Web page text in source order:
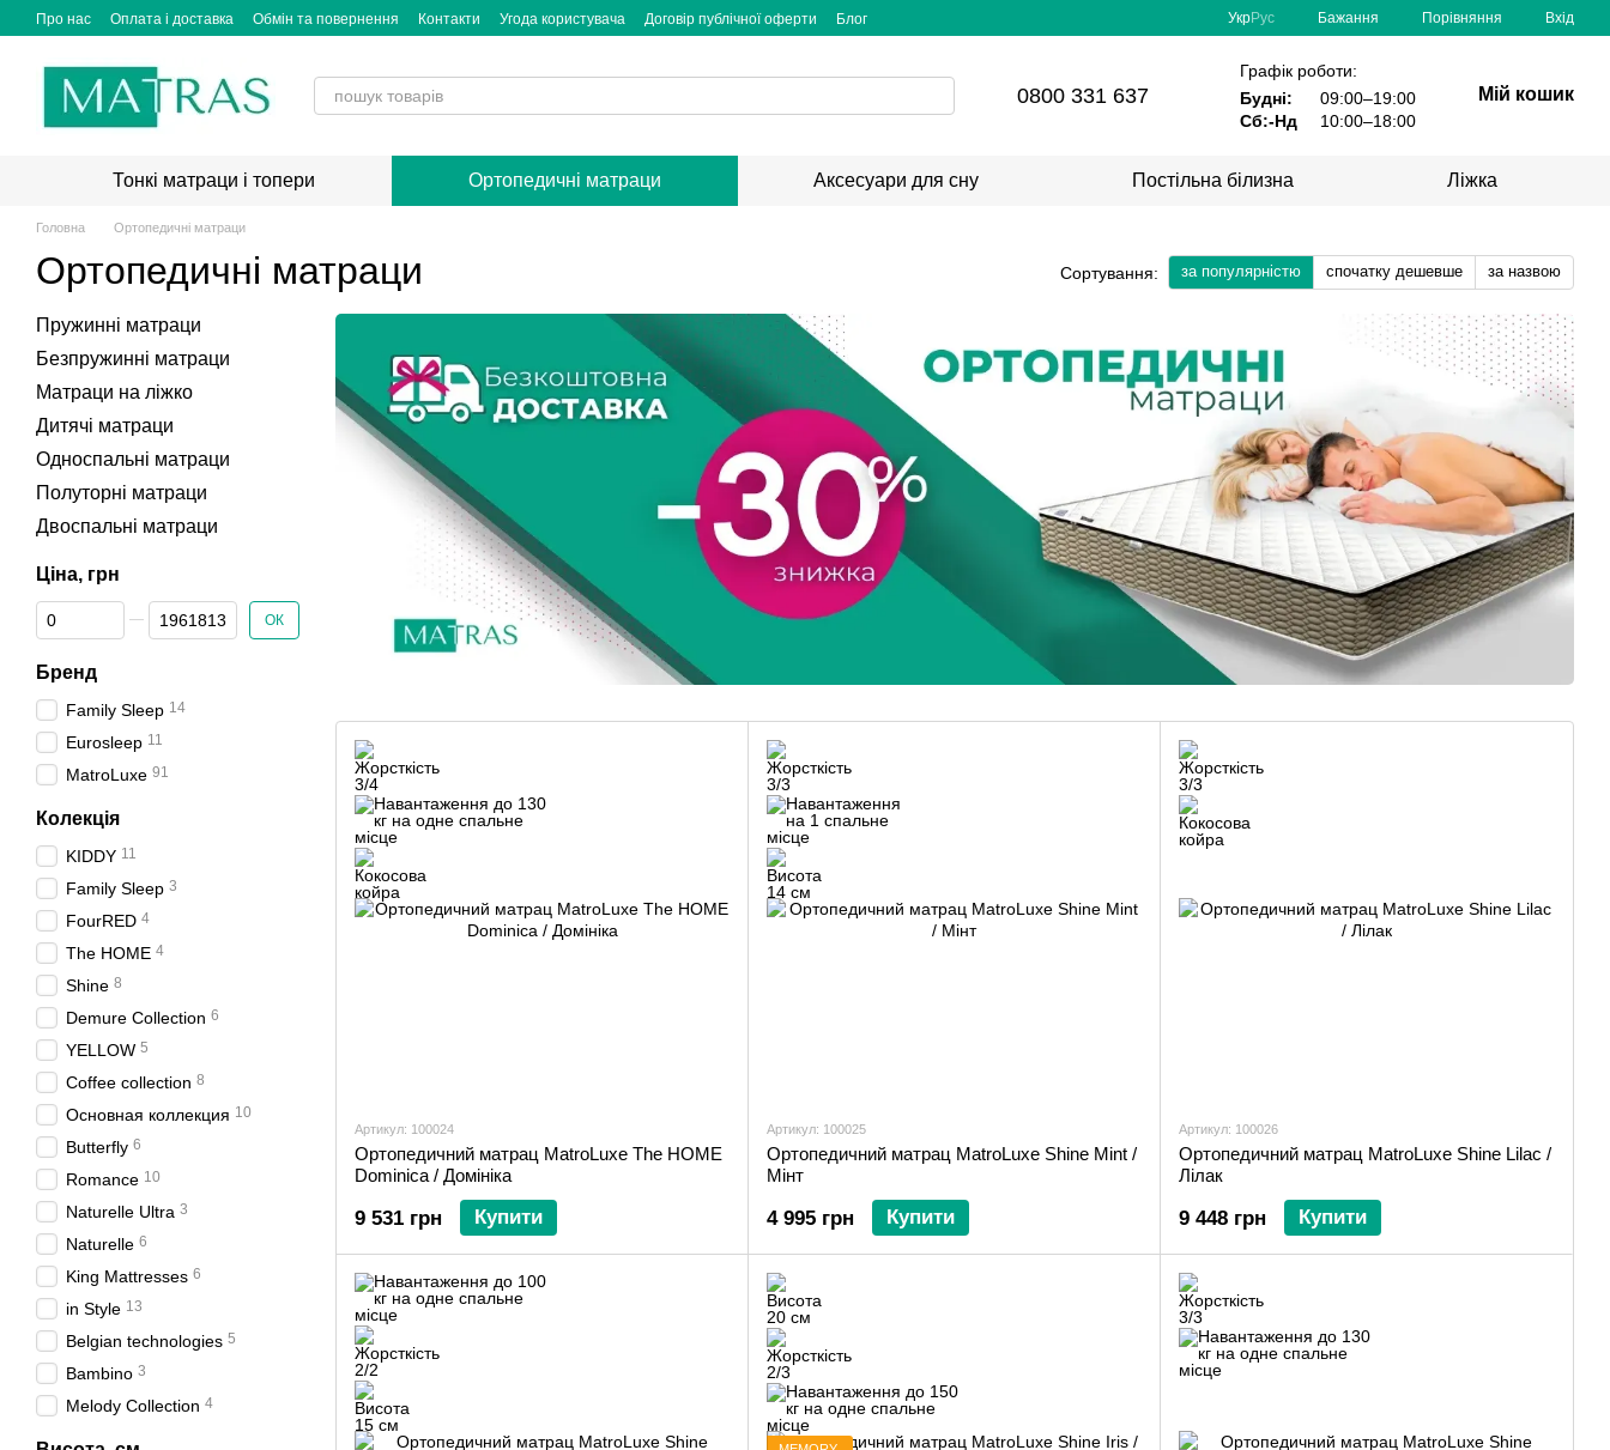
Перейти до основного контенту
Про нас Оплата і доставка Обмін та повернення Контакти Угода користувача Договір публічної оферти Блог УкрРус Бажання Порівняння Вхід
0800 331 637
Графік роботи:
Будні:
09:00–19:00
Сб:-Нд
10:00–18:00
Мій кошик
Тонкі матраци і топери Ортопедичні матраци Аксесуари для сну Постільна білизна Ліжка
Головна Ортопедичні матраци
Ортопедичні матраци Сортування: за популярністю спочатку дешевше за назвою
Артикул: 100024
Ортопедичний матрац MatroLuxe The HOME
Dominica / Домініка
9 531 грн Купити
Артикул: 100025
Ортопедичний матрац MatroLuxe Shine Mint /
Мінт
4 995 грн Купити
Артикул: 100026
Ортопедичний матрац MatroLuxe Shine Lilac /
Лілак
9 448 грн Купити
Пружинні матраци
Безпружинні матраци
Матраци на ліжко
Дитячі матраци
Односпальні матраци
Полуторні матраци
Двоспальні матраци
Ціна, грн
Від Ціна, грн
До Ціна, грн ОК
Бренд
Family Sleep 14
Eurosleep 11
MatroLuxe 91
Колекція
KIDDY 11
Family Sleep 3
FourRED 4
The HOME 4
Shine 8
Demure Сollection 6
YELLOW 5
Coffee collection 8
Основная коллекция 10
Butterfly 6
Romance 10
Naturelle Ultra 3
Naturelle 6
King Mattresses 6
in Style 13
Belgian technologies 5
Bambino 3
Melody Collection 4